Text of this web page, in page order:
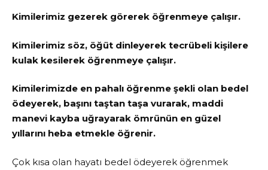
Kimilerimiz gezerek görerek öğrenmeye çalışır.
Kimilerimiz söz, öğüt dinleyerek tecrübeli kişilere
kulak kesilerek öğrenmeye çalışır.
Kimilerimizde en pahalı öğrenme şekli olan bedel
ödeyerek, başını taştan taşa vurarak, maddi
manevi kayba uğrayarak ömrünün en güzel
yıllarını heba etmekle öğrenir.
Çok kısa olan hayatı bedel ödeyerek öğrenmek